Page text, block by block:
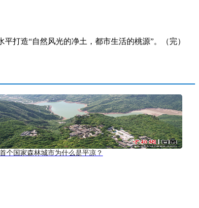
打造“自然风光的净土，都市生活的桃源”。（完）
个国家森林城市为什么是平凉？